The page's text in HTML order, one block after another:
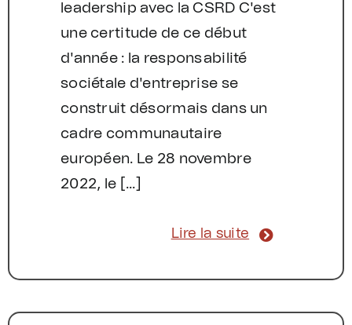
leadership avec la CSRD C'est
une certitude de ce début
d'année : la responsabilité
sociétale d'entreprise se
construit désormais dans un
cadre communautaire
européen. Le 28 novembre
2022, le [...]
Lire la suite